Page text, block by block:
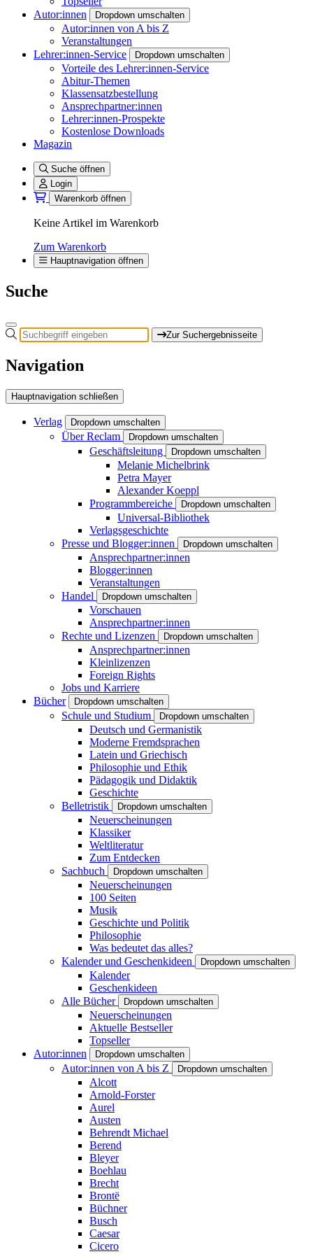
Autor:innen
Dropdown umschalten
Autor:innen von A bis Z
Veranstaltungen
Lehrer:innen-Service
Dropdown umschalten
Vorteile des Lehrer:innen-Service
Abitur-Themen
Klassensatzbestellung
Ansprechpartner:innen
Lehrer:innen-Prospekte
Kostenlose Downloads
Magazin
Suche öffnen
Login
Warenkorb öffnen
Keine Artikel im Warenkorb
Zum Warenkorb
Hauptnavigation öffnen
Suche
Zur Suchergebnisseite
Navigation
Hauptnavigation schließen
Verlag Dropdown umschalten
Über Reclam Dropdown umschalten
Geschäftsleitung Dropdown umschalten
Melanie Michelbrink
Petra Mayer
Alexander Koeppl
Programmbereiche
Dropdown umschalten
Universal-Bibliothek
Verlagsgeschichte
Presse und Blogger:innen
Dropdown umschalten
Ansprechpartner:innen
Blogger:innen
Veranstaltungen
Handel
Dropdown umschalten
Vorschauen
Ansprechpartner:innen
Rechte und Lizenzen
Dropdown umschalten
Ansprechpartner:innen
Kleinlizenzen
Foreign Rights
Jobs und Karriere
Bücher
Dropdown umschalten
Schule und Studium Dropdown umschalten
Deutsch und Germanistik
Moderne Fremdsprachen
Latein und Griechisch
Philosophie und Ethik
Pädagogik und Didaktik
Geschichte
Belletristik
Dropdown umschalten
Neuerscheinungen
Klassiker
Weltliteratur
Zum Entdecken
Sachbuch
Dropdown umschalten
Neuerscheinungen
100 Seiten
Musik
Geschichte und Politik
Philosophie
Was bedeutet das alles?
Kalender und Geschenkideen
Dropdown umschalten
Kalender
Geschenkideen
Alle Bücher
Dropdown umschalten
Neuerscheinungen
Aktuelle Bestseller
Topseller
Autor:innen
Dropdown umschalten
Autor:innen von A bis Z Dropdown umschalten
Alcott
Arnold-Forster
Aurel
Austen
Behrendt Michael
Berend
Bleyer
Boehlau
Brecht
Brontë
Büchner
Busch
Caesar
Cicero